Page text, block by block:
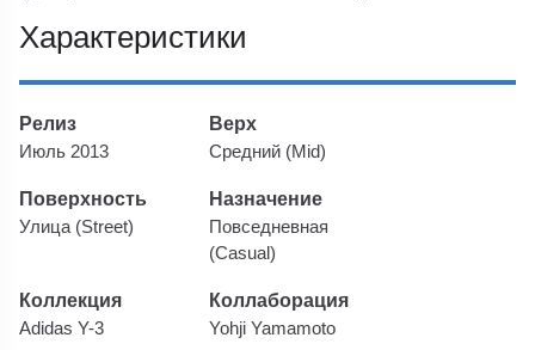
Характеристики
Релиз
Июль 2013
Верх
Средний (Mid)
Поверхность
Улица (Street)
Назначение
Повседневная
(Casual)
Коллекция
Adidas Y-3
Коллаборация
Yohji Yamamoto